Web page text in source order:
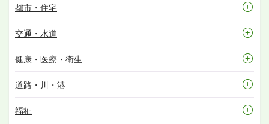
都市・住宅
交通・水道
健康・医療・衛生
道路・川・港
福祉